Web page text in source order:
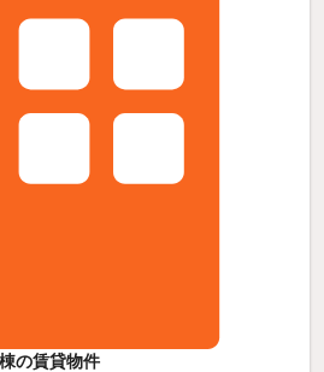
の賃貸物件